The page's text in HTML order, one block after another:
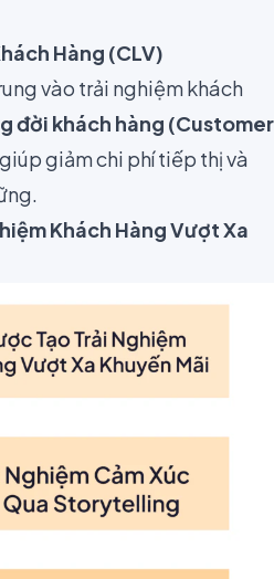
Hàng (CLV)
vào trải nghiệm khách
đời khách hàng (Customer
, giúp giảm chi phí tiếp thị và
Khách Hàng Vượt Xa